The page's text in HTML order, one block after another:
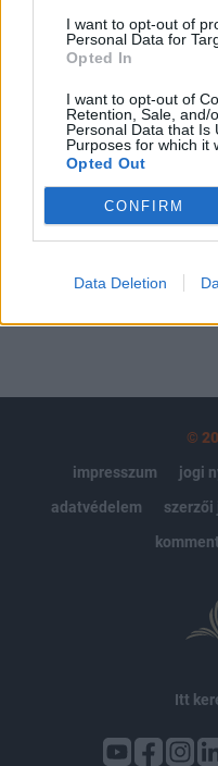
I want to opt-out of
Personal Data for
Opted In
I want to opt-out of
Retention, Sale, and/
Personal Data that Is
Purposes for which it
Opted Out
CONFIRM
Data Deletion
Az előfizetés a
Kötéslisták: BÉT
kötéslistái
©
impresszum
jogi
adatvédelem
szerzői
Itt